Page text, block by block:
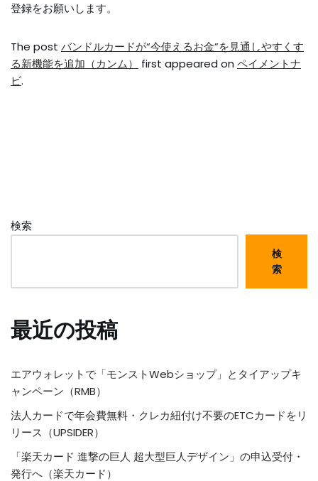
登録をお願いします。
The post バンドルカードが“今使えるお金”を見通しやすくす
る新機能を追加（カンム）
first appeared on ペイメントナ
ビ.
検索
検
索
最近の投稿
エアウォレットで「モンストWebショップ」とタイアップキ
ャンペーン（RMB）
法人カードで年会費無料・クレカ紐付け不要のETCカードをリ
リース（UPSIDER）
「楽天カード 進撃の巨人 超大型巨人デザイン」の申込受付・
発行へ（楽天カード）